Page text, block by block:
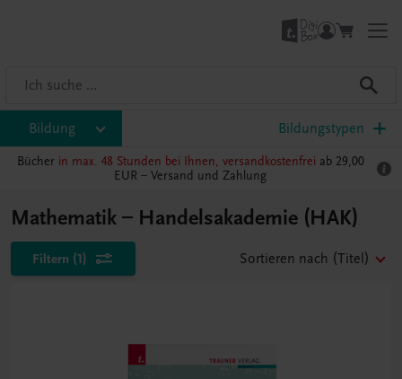
Bildung Bildungstypen
Bücher in max. 48 Stunden bei Ihnen, versandkostenfrei ab 29,00
EUR – Versand und Zahlung
Mathematik – Handelsakademie (HAK)
Filtern (1) Sortieren nach (Titel)